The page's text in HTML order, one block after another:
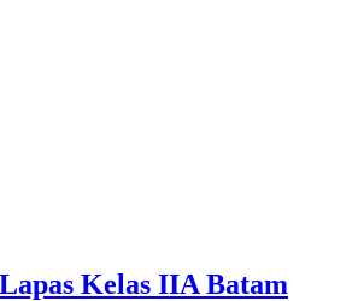
Kelas IIA Batam